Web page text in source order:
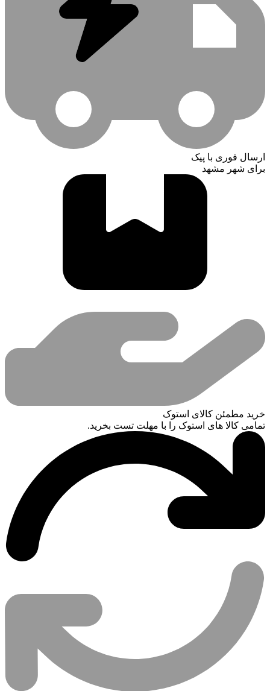
ارسال فوری با پیک
برای شهر مشهد
خرید مطمئن کالای استوک
تمامی کالا های استوک را با مهلت تست بخرید.